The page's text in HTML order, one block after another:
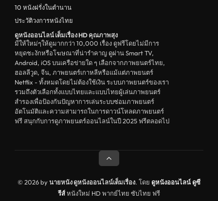
ดูหนังจีน China
unknown
ดูหนังอีโรติก R18+ erotic
บู๊
หนังฝรั่ง
ดูหนังสารคดี Documentary
สยองขวัญ
ดูหนังอินเดีย India
ดูหนังจีนฮ่องกง Hong Kong
ดูหนังฝรั่งเศส France
ดูหนังฝรั่งแคนนาดา Canada
10 หนังฝรั่งในตำนาน
ประวัติวงการหนังไทย
ดูหนังออนไลน์ เต็มเรื่อง HD คุณภาพสุง
มีให้ใหม่ๆให้ดูมากกว่า 10,000 เรื่อง ดูฟรีโดยไม่มีการ
หยุดชะงักหรือโฆษณาที่น่ารำคาญ ดูผ่าน Smart TV,
Android, iOS บนเครือข่ายใด ๆ เลือกจากภาพยนตร์ไทย,
ฮอลลีวูด, จีน, ภาพยนตร์เกาหลีหรือแม้แต่ภาพยนตร์
Netflix - ทั้งหมดโดยไม่ต้องใช้เงิน ระบบภาพยนตร์ของเรา
รวมถึงตัวเลือกทั้งแบบไทยและแบบไทยผู้เล่นภาพยนตร์
สำรองเพื่อป้องกันปัญหาการเล่นระบบซ่อมภาพยนตร์
อัตโนมัติและความสามารถในการดาวน์โหลดภาพยนตร์
ฟรี สนุกกับการดูภาพยนตร์ออนไลน์ในปี 2025 ฟรีตลอดไป
© 2026 byนายหนัง ดูหนังออนไลน์เต็มเรื่อง. โดย ดูหนังออนไลน์ ดูซี
รีส์หนังใหม่ HD พากย์ไทย ซับไทย ฟรี